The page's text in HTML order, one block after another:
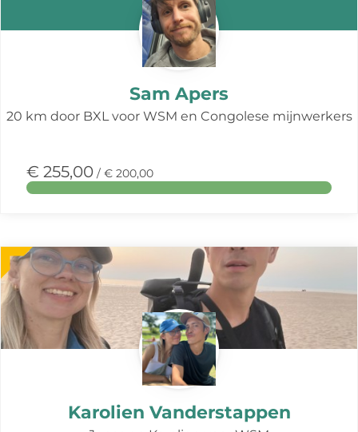
Sam Apers
20 km door BXL voor WSM en Congolese mijnwerkers
€ 255,00 / € 200,00
Karolien Vanderstappen
Meer
over
deze
actie